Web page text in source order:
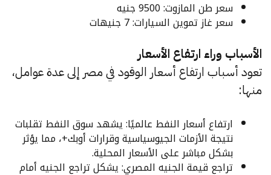
سعر طن المازوت: 9500 جنيه
سعر غاز تموين السيارات: 7 جنيهات
الأسباب وراء ارتفاع الأسعار
تعود أسباب ارتفاع أسعار الوقود في مصر إلى عدة عوامل،
منها:
ارتفاع أسعار النفط عالميًا: يشهد سوق النفط تقلبات
نتيجة الأزمات الجيوسياسية وقرارات أوبك+، مما يؤثر
بشكل مباشر على الأسعار المحلية.
تراجع قيمة الجنيه المصري: يشكل تراجع الجنيه أمام